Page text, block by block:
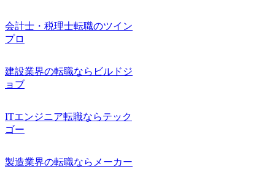
会計士・税理士転職のツイン
プロ
建設業界の転職ならビルドジ
ョブ
ITエンジニア転職ならテック
ゴー
製造業界の転職ならメーカー